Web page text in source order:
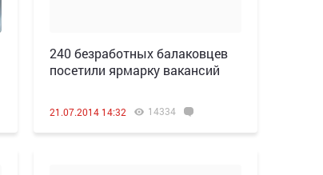
240 безработных балаковцев
посетили ярмарку вакансий
21.07.2014 14:32 14334